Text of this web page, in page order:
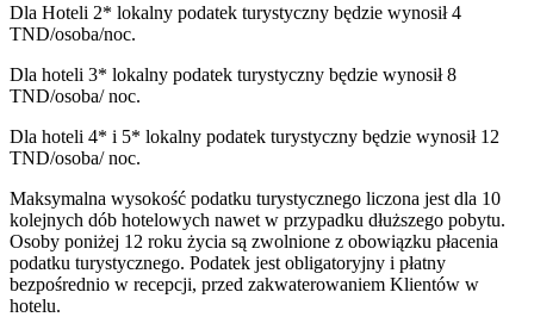
Dla Hoteli 2* lokalny podatek turystyczny będzie wynosił 4
TND/osoba/noc.
Dla hoteli 3* lokalny podatek turystyczny będzie wynosił 8
TND/osoba/ noc.
Dla hoteli 4* i 5* lokalny podatek turystyczny będzie wynosił 12
TND/osoba/ noc.
Maksymalna wysokość podatku turystycznego liczona jest dla 10
kolejnych dób hotelowych nawet w przypadku dłuższego pobytu.
Osoby poniżej 12 roku życia są zwolnione z obowiązku płacenia
podatku turystycznego. Podatek jest obligatoryjny i płatny
bezpośrednio w recepcji, przed zakwaterowaniem Klientów w
hotelu.